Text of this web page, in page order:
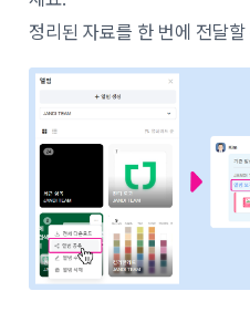
정리된 자료를 한 번에 전달